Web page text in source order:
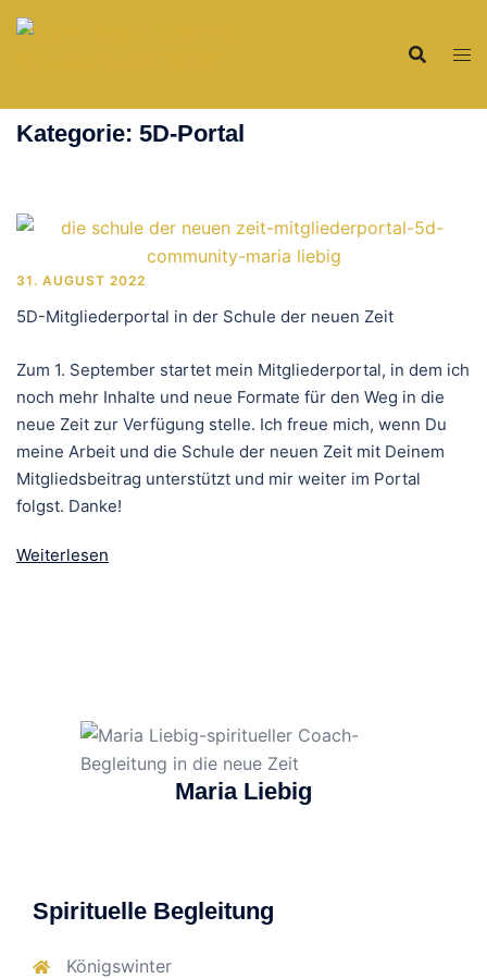
Zum
Kategorie: 5D-Portal
31. AUGUST 2022
5D-Mitgliederportal in der Schule der neuen Zeit
Zum 1. September startet mein Mitgliederportal, in dem ich
noch mehr Inhalte und neue Formate für den Weg in die
neue Zeit zur Verfügung stelle. Ich freue mich, wenn Du
meine Arbeit und die Schule der neuen Zeit mit Deinem
Mitgliedsbeitrag unterstützt und mir weiter im Portal
folgst. Danke!
Weiterlesen
Maria Liebig
Spirituelle Begleitung
Königswinter